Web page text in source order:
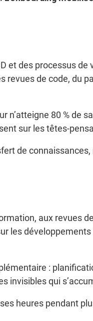
et des processus de
revues de code, du
n’atteigne 80 % de
sur les têtes-
de connaissances,
aux revues
les
:
invisibles qui
heures pendant